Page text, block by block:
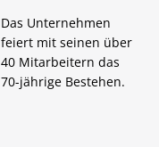
Das Unternehmen
feiert mit seinen über
40 Mitarbeitern das
70-jährige Bestehen.